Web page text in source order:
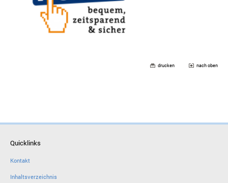
drucken nach oben
Quicklinks
Kontakt
Inhaltsverzeichnis